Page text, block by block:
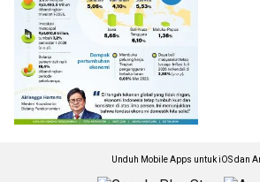
Unduh Mobile Apps untuk iOS dan